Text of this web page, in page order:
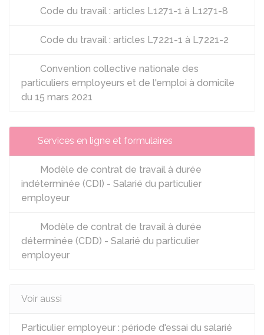
Code du travail : articles L1271-1 à L1271-8
Code du travail : articles L7221-1 à L7221-2
Convention collective nationale des
particuliers employeurs et de l'emploi à domicile
du 15 mars 2021
Services en ligne et formulaires
Modèle de contrat de travail à durée
indéterminée (CDI) - Salarié du particulier
employeur
Modèle de contrat de travail à durée
déterminée (CDD) - Salarié du particulier
employeur
Voir aussi
Particulier employeur : période d'essai du salarié